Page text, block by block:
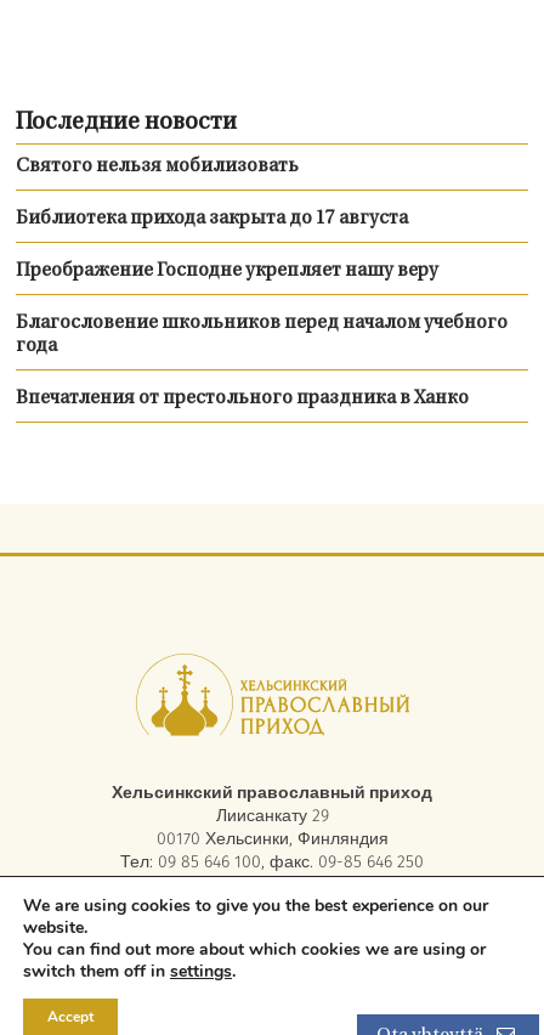
Последние новости
Святого нельзя мобилизовать
Библиотека прихода закрыта до 17 августа
Преображение Господне укрепляет нашу веру
Благословение школьников перед началом учебного
года
Впечатления от престольного праздника в Ханко
Хельсинкский православный приход
Лиисанкату 29
00170 Хельсинки, Финляндия
Тел: 09 85 646 100, факс. 09-85 646 250
электронная почта:asiakaspalvelu.helsinki@ort.fi
Copyright © 2026 Orthodox Parish of Helsinki. All rights reserved.
We are using cookies to give you the best experience on our
website.
You can find out more about which cookies we are using or
switch them off in settings.
Accept